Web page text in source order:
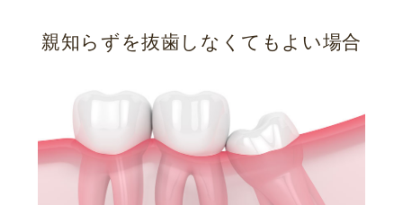
親知らずを抜歯しなくてもよい場合